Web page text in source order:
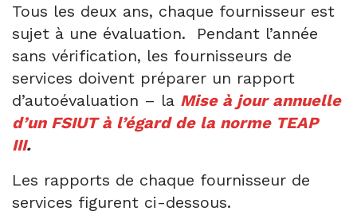
Tous les deux ans, chaque fournisseur est
sujet à une évaluation. Pendant l’année
sans vérification, les fournisseurs de
services doivent préparer un rapport
d’autoévaluation – la Mise à jour annuelle
d’un FSIUT à l’égard de la norme TEAP
III.
Les rapports de chaque fournisseur de
services figurent ci-dessous.